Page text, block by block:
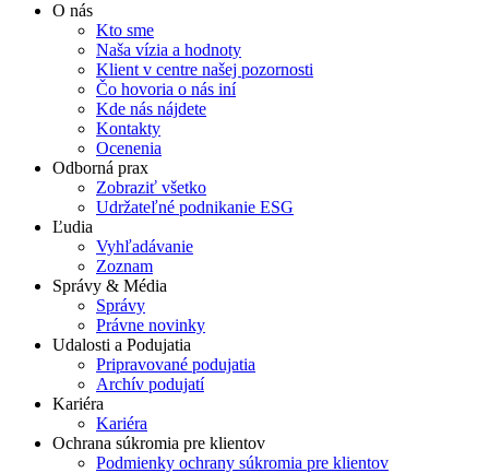
O nás
Kto sme
Naša vízia a hodnoty
Klient v centre našej pozornosti
Čo hovoria o nás iní
Kde nás nájdete
Kontakty
Ocenenia
Odborná prax
Zobraziť všetko
Udržateľné podnikanie ESG
Ľudia
Vyhľadávanie
Zoznam
Správy & Média
Správy
Právne novinky
Udalosti a Podujatia
Pripravované podujatia
Archív podujatí
Kariéra
Kariéra
Ochrana súkromia pre klientov
Podmienky ochrany súkromia pre klientov